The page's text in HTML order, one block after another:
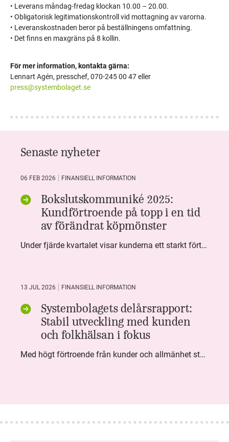
• Leverans måndag-fredag klockan 10.00 – 20.00.
• Obligatorisk legitimationskontroll vid mottagning av varorna.
• Leveranskostnaden beror på beställningens omfattning.
• Det finns en maxgräns på 8 kollin.
För mer information, kontakta gärna:
Lennart Agén, presschef, 070-245 00 47 eller
press@systembolaget.se
Senaste nyheter
06 FEB 2026 FINANSIELL INFORMATION
Bokslutskommuniké 2025:
Kundförtroende på topp i en tid
av förändrat köpmönster
Under fjärde kvartalet visar kunderna ett starkt förtroende för Systembolaget. Nöjd Kund Index (NKI) når en ny rekordnivå och bidrar till att även helåret avslutar starkt. Arbetet med ansvarsfull försäljning ger tydliga resultat där ålderskontroller når sina högsta nivåer någonsin. Samtidigt fortsätter kundernas val att förändras. Allt fler väljer öl och drycker med lägre alkoholhalt. Vi ser också en lägre försäljningsvolym under kvartalet, en utveckling som ligger i linje med den långsiktiga minskningen i alkoholkonsumtionen i Sverige. De officiella konsumtionssiffrorna från CAN för 2025 kommer först under våren men försäljningssiffrorna pekar åt samma håll.
13 JUL 2026 FINANSIELL INFORMATION
Systembolagets delårsrapport:
Stabil utveckling med kunden
och folkhälsan i fokus
Med högt förtroende från kunder och allmänhet står Systembolaget stabilt i samhällsuppdraget. Under kvartalet togs flera steg inom folkhälsa, kundnytta och minskad klimatpåverkan. Nettoomsättningen var i nivå med föregående år och effektiviseringar av verksamheten möjliggjorde fortsatt anpassning för att möta nya behov.